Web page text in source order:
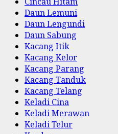
Daun Lemuni
Daun Lengundi
Daun Sabung
Kacang Itik
Kacang Kelor
Kacang Parang
Kacang Tanduk
Kacang Telang
Keladi Cina
Keladi Merawan
Keladi Telur